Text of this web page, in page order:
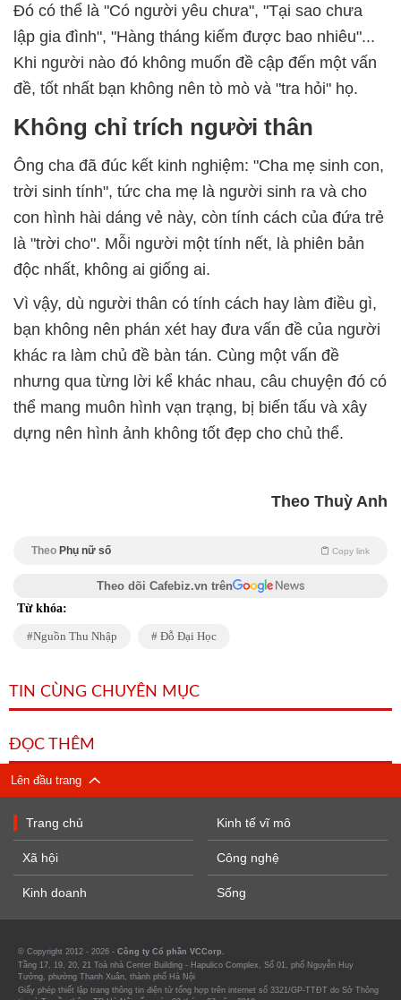
Đó có thể là "Có người yêu chưa", "Tại sao chưa
lập gia đình", "Hàng tháng kiếm được bao nhiêu"...
Khi người nào đó không muốn đề cập đến một vấn
đề, tốt nhất bạn không nên tò mò và "tra hỏi" họ.
Không chỉ trích người thân
Ông cha đã đúc kết kinh nghiệm: "Cha mẹ sinh con,
trời sinh tính", tức cha mẹ là người sinh ra và cho
con hình hài dáng vẻ này, còn tính cách của đứa trẻ
là "trời cho". Mỗi người một tính nết, là phiên bản
độc nhất, không ai giống ai.
Vì vậy, dù người thân có tính cách hay làm điều gì,
bạn không nên phán xét hay đưa vấn đề của người
khác ra làm chủ đề bàn tán. Cùng một vấn đề
nhưng qua từng lời kể khác nhau, câu chuyện đó có
thể mang muôn hình vạn trạng, bị biến tấu và xây
dựng nên hình ảnh không tốt đẹp cho chủ thể.
Theo Thuỳ Anh
Theo Phụ nữ số Copy link
Theo dõi Cafebiz.vn trên
Từ khóa:
Nguồn Thu Nhập Đỗ Đại Học
TIN CÙNG CHUYÊN MỤC
ĐỌC THÊM
Lên đầu trang
Trang chủ
Xã hội
Kinh doanh
Kinh tế vĩ mô
Công nghệ
Sống
© Copyright 2012 - 2026 - Công ty Cổ phần VCCorp.
Tầng 17, 19, 20, 21 Toà nhà Center Building - Hapulico Complex, Số 01, phố Nguyễn Huy
Tưởng, phường Thanh Xuân, thành phố Hà Nội
Giấy phép thiết lập trang thông tin điện tử tổng hợp trên internet số 3321/GP-TTĐT do Sở Thông